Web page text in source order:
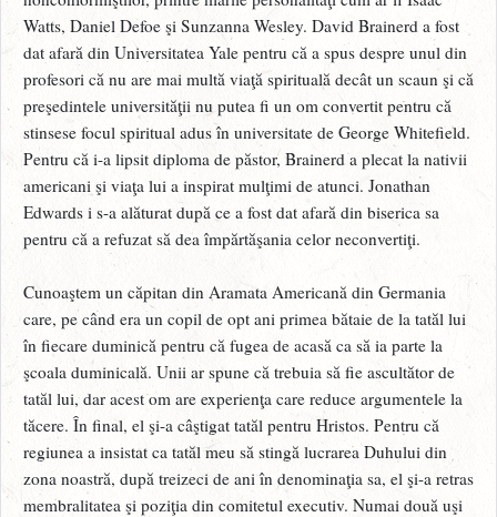
Watts, Daniel Defoe şi Sunzanna Wesley. David Brainerd a fost
dat afară din Universitatea Yale pentru că a spus despre unul din
profesori că nu are mai multă viaţă spirituală decât un scaun şi că
preşedintele universităţii nu putea fi un om convertit pentru că
stinsese focul spiritual adus în universitate de George Whitefield.
Pentru că i-a lipsit diploma de păstor, Brainerd a plecat la nativii
americani şi viaţa lui a inspirat mulţimi de atunci. Jonathan
Edwards i s-a alăturat după ce a fost dat afară din biserica sa
pentru că a refuzat să dea împărtăşania celor neconvertiţi.
Cunoaştem un căpitan din Aramata Americană din Germania
care, pe când era un copil de opt ani primea bătaie de la tatăl lui
în fiecare duminică pentru că fugea de acasă ca să ia parte la
şcoala duminicală. Unii ar spune că trebuia să fie ascultător de
tatăl lui, dar acest om are experienţa care reduce argumentele la
tăcere. În final, el şi-a câştigat tatăl pentru Hristos. Pentru că
regiunea a insistat ca tatăl meu să stingă lucrarea Duhului din
zona noastră, după treizeci de ani în denominaţia sa, el şi-a retras
membralitatea şi poziţia din comitetul executiv. Numai două uşi